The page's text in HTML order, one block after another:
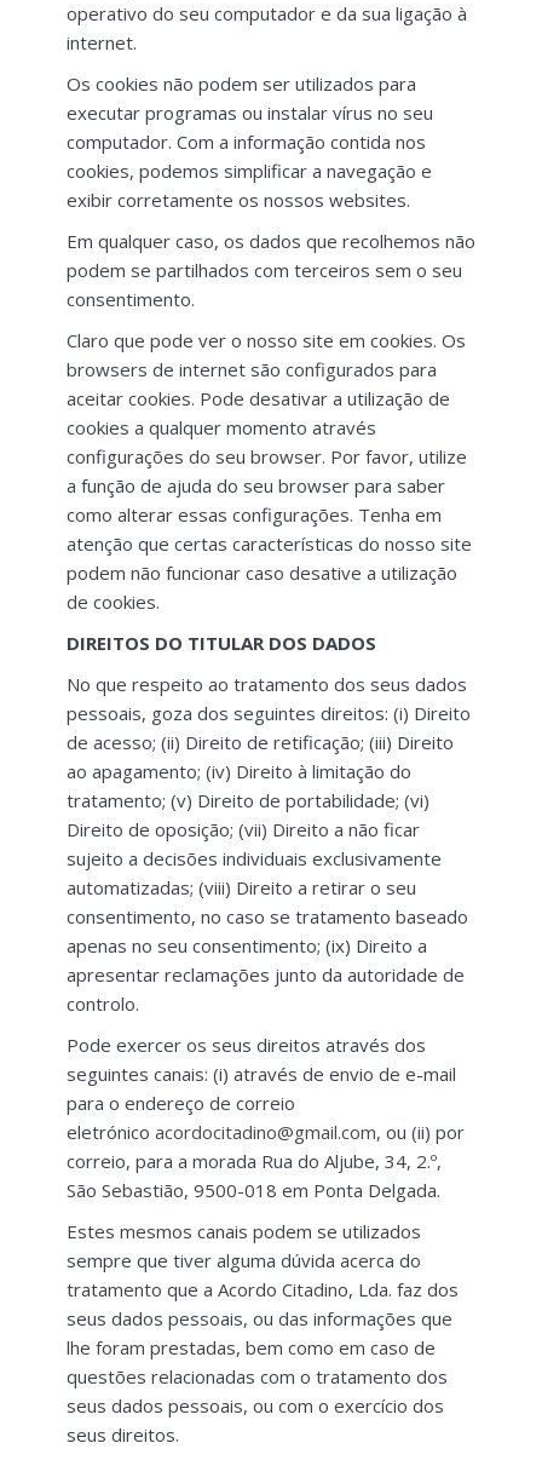
operativo do seu computador e da sua ligação à
internet.
Os cookies não podem ser utilizados para
executar programas ou instalar vírus no seu
computador. Com a informação contida nos
cookies, podemos simplificar a navegação e
exibir corretamente os nossos websites.
Em qualquer caso, os dados que recolhemos não
podem se partilhados com terceiros sem o seu
consentimento.
Claro que pode ver o nosso site em cookies. Os
browsers de internet são configurados para
aceitar cookies. Pode desativar a utilização de
cookies a qualquer momento através
configurações do seu browser. Por favor, utilize
a função de ajuda do seu browser para saber
como alterar essas configurações. Tenha em
atenção que certas características do nosso site
podem não funcionar caso desative a utilização
de cookies.
DIREITOS DO TITULAR DOS DADOS
No que respeito ao tratamento dos seus dados
pessoais, goza dos seguintes direitos: (i) Direito
de acesso; (ii) Direito de retificação; (iii) Direito
ao apagamento; (iv) Direito à limitação do
tratamento; (v) Direito de portabilidade; (vi)
Direito de oposição; (vii) Direito a não ficar
sujeito a decisões individuais exclusivamente
automatizadas; (viii) Direito a retirar o seu
consentimento, no caso se tratamento baseado
apenas no seu consentimento; (ix) Direito a
apresentar reclamações junto da autoridade de
controlo.
Pode exercer os seus direitos através dos
seguintes canais: (i) através de envio de e-mail
para o endereço de correio
eletrónico acordocitadino@gmail.com, ou (ii) por
correio, para a morada Rua do Aljube, 34, 2.º,
São Sebastião, 9500-018 em Ponta Delgada.
Estes mesmos canais podem se utilizados
sempre que tiver alguma dúvida acerca do
tratamento que a Acordo Citadino, Lda. faz dos
seus dados pessoais, ou das informações que
lhe foram prestadas, bem como em caso de
questões relacionadas com o tratamento dos
seus dados pessoais, ou com o exercício dos
seus direitos.